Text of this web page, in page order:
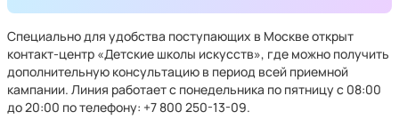
Специально для удобства поступающих в Москве открыт
контакт-центр «Детские школы искусств», где можно получить
дополнительную консультацию в период всей приемной
кампании. Линия работает с понедельника по пятницу с 08:00
до 20:00 по телефону: +7 800 250-13-09.